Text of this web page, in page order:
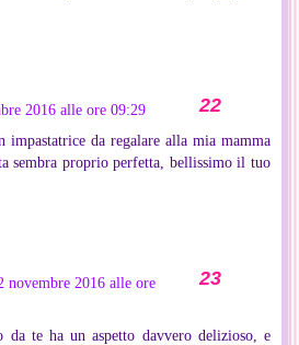
2016 alle ore 09:29
impastatrice da regalare alla mia mamma
sembra proprio perfetta, bellissimo il tuo
novembre 2016 alle ore
da te ha un aspetto davvero delizioso, e